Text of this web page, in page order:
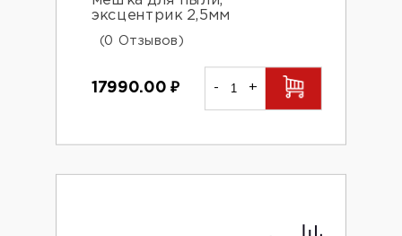
эксцентрик 2,5мм
(0 Отзывов)
17990.00₽ - +